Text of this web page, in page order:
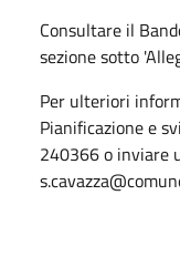
Consultare il
sezione sotto
Per ulteriori
Pianificazione e
240366 o inviare